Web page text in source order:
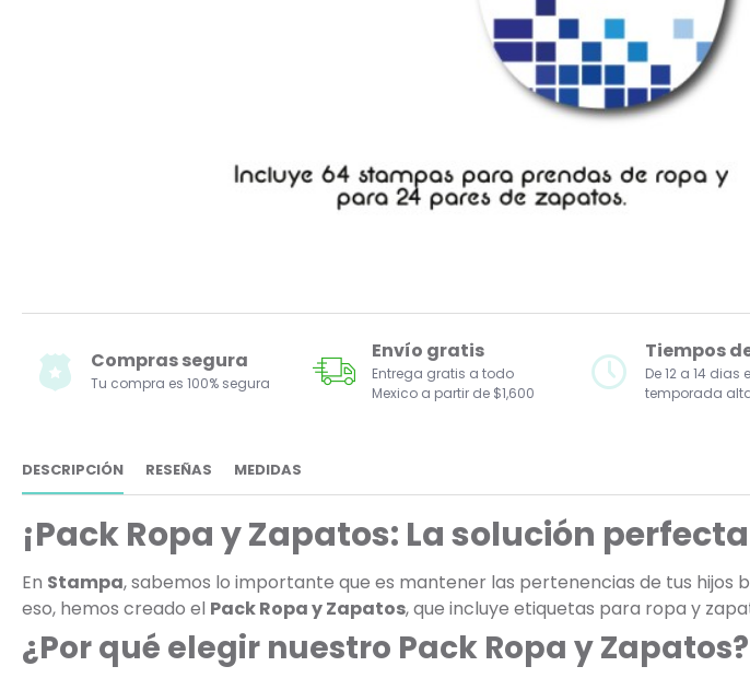
Compras segura
Tu compra es 100% segura
Envío gratis
Entrega gratis a todo
Mexico a partir de $1,600
Tiempos
De 12 a 14 dias
temporada
DESCRIPCIÓN RESEÑAS MEDIDAS
¡Pack Ropa y Zapatos: La solución
En Stampa, sabemos lo importante que es mantener las pertenencias de tus
eso, hemos creado el Pack Ropa y Zapatos, que incluye etiquetas para ropa y
¿Por qué elegir nuestro Pack Ropa y Zapatos?